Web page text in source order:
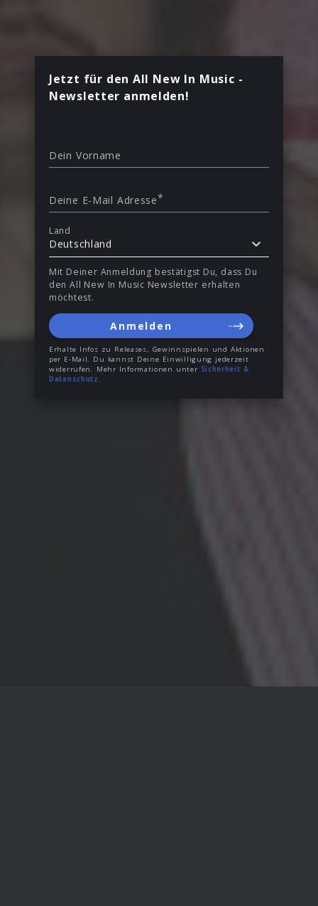
Jetzt für den All New In Music -
Newsletter anmelden!
Dein Vorname
Deine E-Mail Adresse*
Land
Deutschland
Mit Deiner Anmeldung bestätigst Du, dass Du
den All New In Music Newsletter erhalten
möchtest.
Anmelden
Erhalte Infos zu Releases, Gewinnspielen und Aktionen
per E-Mail. Du kannst Deine Einwilligung jederzeit
widerrufen. Mehr Informationen unter Sicherheit &
Datenschutz .